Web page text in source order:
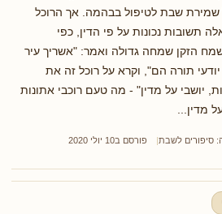
שמירת שבת לטיפול בבהמה. אך הרוכל
תשובות נכונות על פי הדין, כפי
הזקן שמחה גדולה ואמר: "אשריך עיר
תורה הם", וקרא על רוכל זה את
יושבי על מדין" - מה טעם רוכבי אתונות
מדין...
סיפורים לשבת
פורסם ב10 יולי 2020